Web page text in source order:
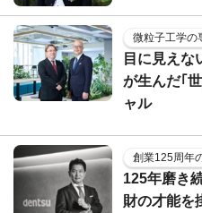
微粒子工学の
目に見え
が生んだ｢
ャル
創業125周年
125年磨き
財の才能を